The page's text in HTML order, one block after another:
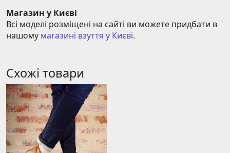
Магазин у Києві
Всі моделі розміщені на сайті ви можете придбати в
нашому магазині взуття у Києві.
Схожі товари
-92%